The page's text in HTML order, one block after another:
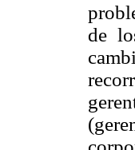
de